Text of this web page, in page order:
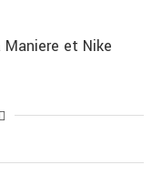
Maniere et Nike